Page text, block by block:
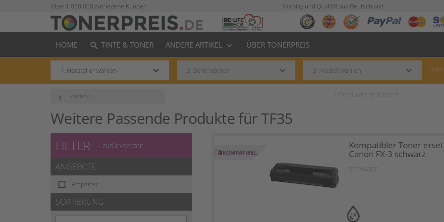
Über 1.000.000 zufriedene Kunden Fairplay und Qualität aus Deutschland
HOME search TINTE & TONER ANDERE ARTIKEL keyboard_arrow_down ÜBER TONERPREIS
keyboard_arrow_down keyboard_arrow_down keyboard_arrow_down oder
Zurück
keyboard_arrow_left
Weitere Passende Produkte fürTF35
FILTER - zurücksetzen
ANGEBOTE
Ampertec
SORTIERUNG
1X
Kompatibler Toner
Canon FX-3 schwarz
schwarz